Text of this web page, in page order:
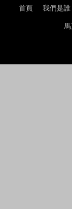
首頁 我們是誰